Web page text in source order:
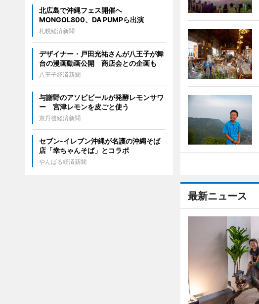
最新ニュース
北広島で沖縄フェス開催へ
MONGOL800、DA PUMPら出演
札幌経済新聞
デザイナー・戸田光祐さんが八王子が舞
台の漫画動画公開 商店会との企画も
八王子経済新聞
与謝野のアソビビールが発酵レモンサワ
ー 宮津レモンを皮ごと使う
京丹後経済新聞
セブン‐イレブン沖縄が名護の沖縄そば
店「幸ちゃんそば」とコラボ
やんばる経済新聞